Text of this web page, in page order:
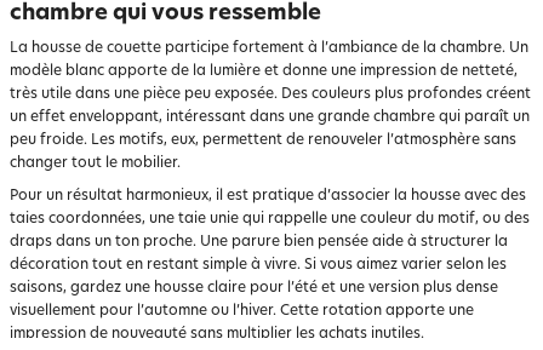
chambre qui vous ressemble
La housse de couette participe fortement à l’ambiance de la chambre. Un
modèle blanc apporte de la lumière et donne une impression de netteté,
très utile dans une pièce peu exposée. Des couleurs plus profondes créent
un effet enveloppant, intéressant dans une grande chambre qui paraît un
peu froide. Les motifs, eux, permettent de renouveler l’atmosphère sans
changer tout le mobilier.
Pour un résultat harmonieux, il est pratique d’associer la housse avec des
taies coordonnées, une taie unie qui rappelle une couleur du motif, ou des
draps dans un ton proche. Une parure bien pensée aide à structurer la
décoration tout en restant simple à vivre. Si vous aimez varier selon les
saisons, gardez une housse claire pour l’été et une version plus dense
visuellement pour l’automne ou l’hiver. Cette rotation apporte une
impression de nouveauté sans multiplier les achats inutiles.